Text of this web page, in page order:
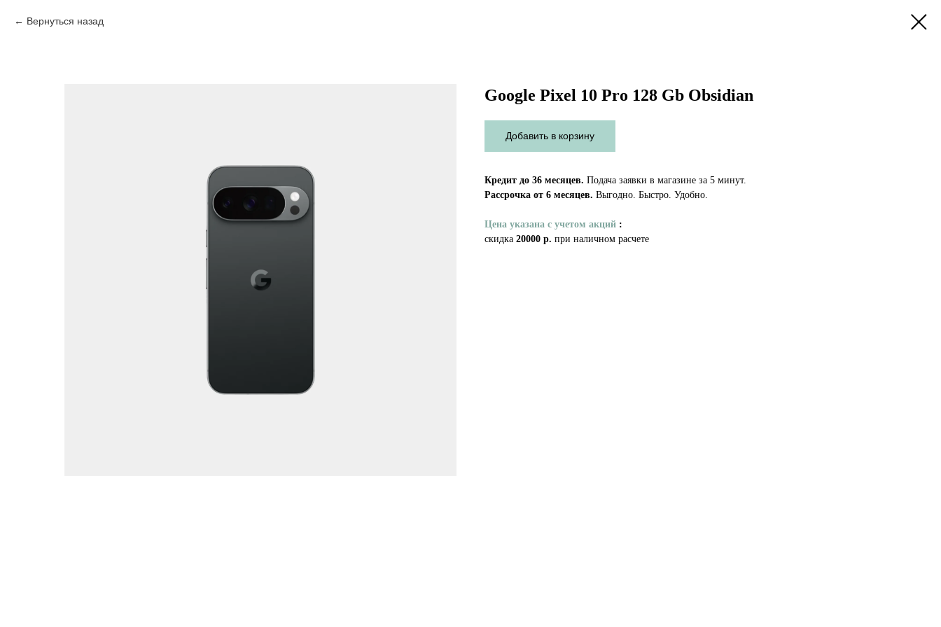
Вернуться назад
Google Pixel 10 Pro 128 Gb Obsidian
Добавить в корзину
Кредит до 36 месяцев. Подача заявки в магазине за 5 минут.
Рассрочка от 6 месяцев. Выгодно. Быстро. Удобно.
Цена указана с учетом акций :
скидка 20000 р. при наличном расчете